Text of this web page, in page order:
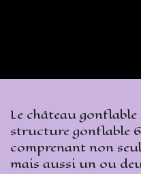
Le château
structure gonflable
comprenant non
mais aussi un ou